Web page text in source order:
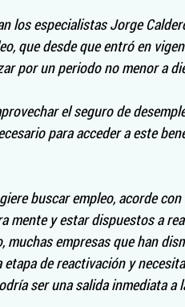
los especialistas Jorge
que desde que entró en
por un periodo no menor a
el seguro de
para acceder a este
buscar empleo, acorde
mente y estar dispuestos a
muchas empresas que han
etapa de reactivación y
ser una salida inmediata a